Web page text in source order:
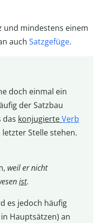
und mindestens einem
auch Satzgefüge.
doch einmal ein
der Satzbau
das konjugierteVerb
Stelle stehen.
weil er nicht
ist.
es jedoch häufig
Hauptsätzen) an